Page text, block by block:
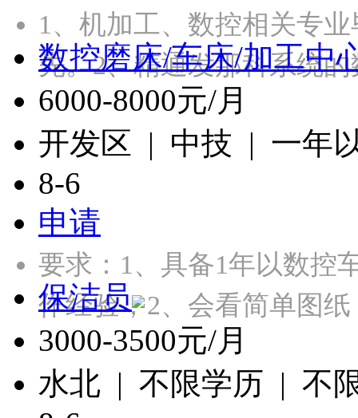
1、机加工、数控相关专
先。2、精通发那科系统
数控磨床/车床/加工中
6000-8000元/月
开发区 | 中技 | 一年
8-6
申请
要求：1、具备1年以数控
作经验；2、会看简单图
保洁员
3000-3500元/月
水北 | 不限学历 | 不